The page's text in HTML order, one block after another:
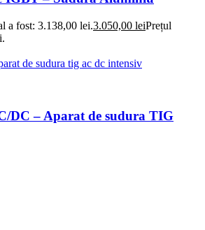
a fost: 3.138,00 lei.3.050,00 leiPrețul
DC – Aparat de sudura TIG